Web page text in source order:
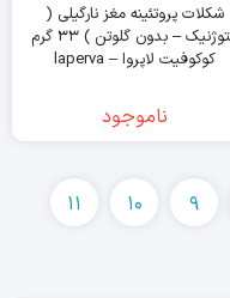
شکلات پروتئینه مغز نارگیلی (
کتوژنیک – بدون گلوتن ) ۳۳ گرم
کوکوفیت لاپروا – laperva
ناموجود
9
10
11